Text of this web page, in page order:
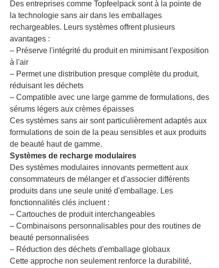
Des entreprises comme Topfeelpack sont à la pointe de
la technologie sans air dans les emballages
rechargeables. Leurs systèmes offrent plusieurs
avantages :
– Préserve l'intégrité du produit en minimisant l'exposition
à l'air
– Permet une distribution presque complète du produit,
réduisant les déchets
– Compatible avec une large gamme de formulations, des
sérums légers aux crèmes épaisses
Ces systèmes sans air sont particulièrement adaptés aux
formulations de soin de la peau sensibles et aux produits
de beauté haut de gamme.
Systèmes de recharge modulaires
Des systèmes modulaires innovants permettent aux
consommateurs de mélanger et d'associer différents
produits dans une seule unité d'emballage. Les
fonctionnalités clés incluent :
– Cartouches de produit interchangeables
– Combinaisons personnalisables pour des routines de
beauté personnalisées
– Réduction des déchets d'emballage globaux
Cette approche non seulement renforce la durabilité,